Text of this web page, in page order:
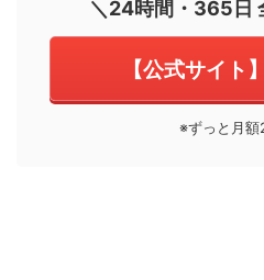
＼24時間・365日
【公式サイト
※ずっと月額